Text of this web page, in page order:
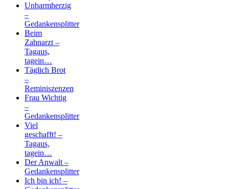
Unbarmherzig
–
Gedankensplitter
Beim
Zahnarzt –
Tagaus,
tagein…
Täglich Brot
–
Reminiszenzen
Frau Wichtig
–
Gedankensplitter
Viel
geschafft! –
Tagaus,
tagein…
Der Anwalt –
Gedankensplitter
Ich bin ich! –